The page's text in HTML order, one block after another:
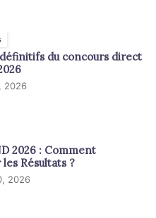
du concours direct
2026
2026 : Comment
Résultats ?
2026